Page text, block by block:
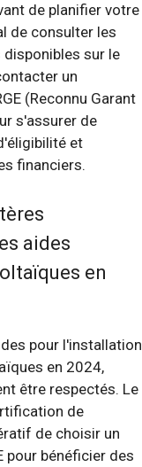
de planifier votre
de consulter les
sur le
un
(Reconnu Garant
s'assurer de
et
financiers.
aides
en
pour l'installation
en 2024,
être respectés. Le
de
de choisir un
pour bénéficier des